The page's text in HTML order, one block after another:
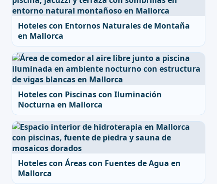
Hoteles con Entornos Naturales de Montaña
en Mallorca
Hoteles con Piscinas con Iluminación
Nocturna en Mallorca
Hoteles con Áreas con Fuentes de Agua en
Mallorca